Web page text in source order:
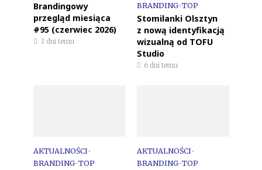
Brandingowy
przegląd miesiąca
#95 (czerwiec 2026)
3 dni temu
BRANDING•TOP
Stomilanki Olsztyn
z nową identyfikacją
wizualną od TOFU
Studio
6 dni temu
AKTUALNOŚCI•
BRANDING•TOP
AKTUALNOŚCI•
BRANDING•TOP